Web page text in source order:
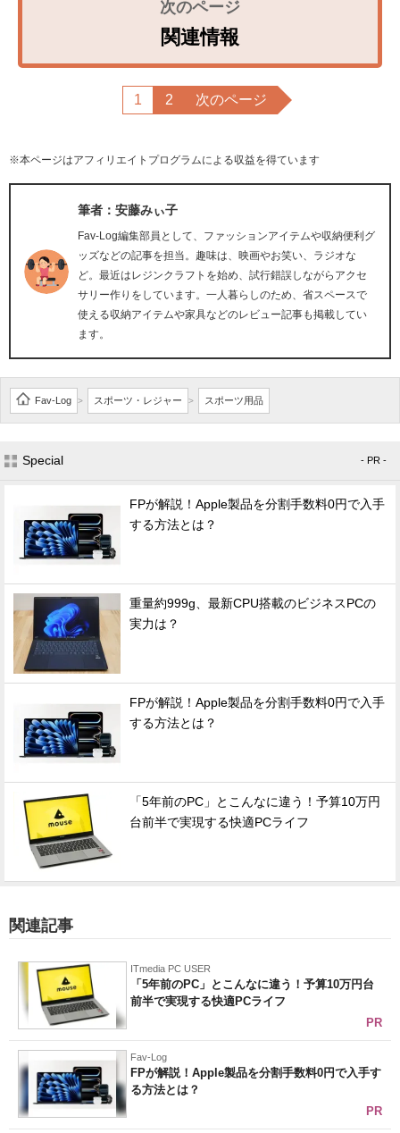
関連情報
1 2 次のページ
※本ページはアフィリエイトプログラムによる収益を得ています
筆者：安藤みぃ子
Fav-Log編集部員として、ファッションアイテムや収納便利グ
ッズなどの記事を担当。趣味は、映画やお笑い、ラジオな
ど。最近はレジンクラフトを始め、試行錯誤しながらアクセ
サリー作りをしています。一人暮らしのため、省スペースで
使える収納アイテムや家具などのレビュー記事も掲載してい
ます。
Fav-Log > スポーツ・レジャー > スポーツ用品
Special - PR -
FPが解説！Apple製品を分割手数料0円で入手
する方法とは？
重量約999g、最新CPU搭載のビジネスPCの
実力は？
FPが解説！Apple製品を分割手数料0円で入手
する方法とは？
「5年前のPC」とこんなに違う！予算10万円
台前半で実現する快適PCライフ
関連記事
ITmedia PC USER
「5年前のPC」とこんなに違う！予算10万円台
前半で実現する快適PCライフ
PR
Fav-Log
FPが解説！Apple製品を分割手数料0円で入手す
る方法とは？
PR